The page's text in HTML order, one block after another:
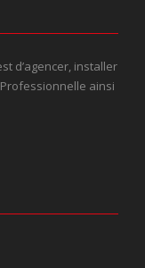
d’agencer, installer
ainsi